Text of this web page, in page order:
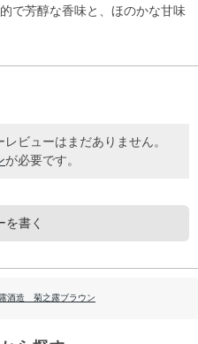
で芳醇な香味と、ほのかな甘味
ビューはまだありません。
が必要です。
を書く
酒造 菊之露ブラウン